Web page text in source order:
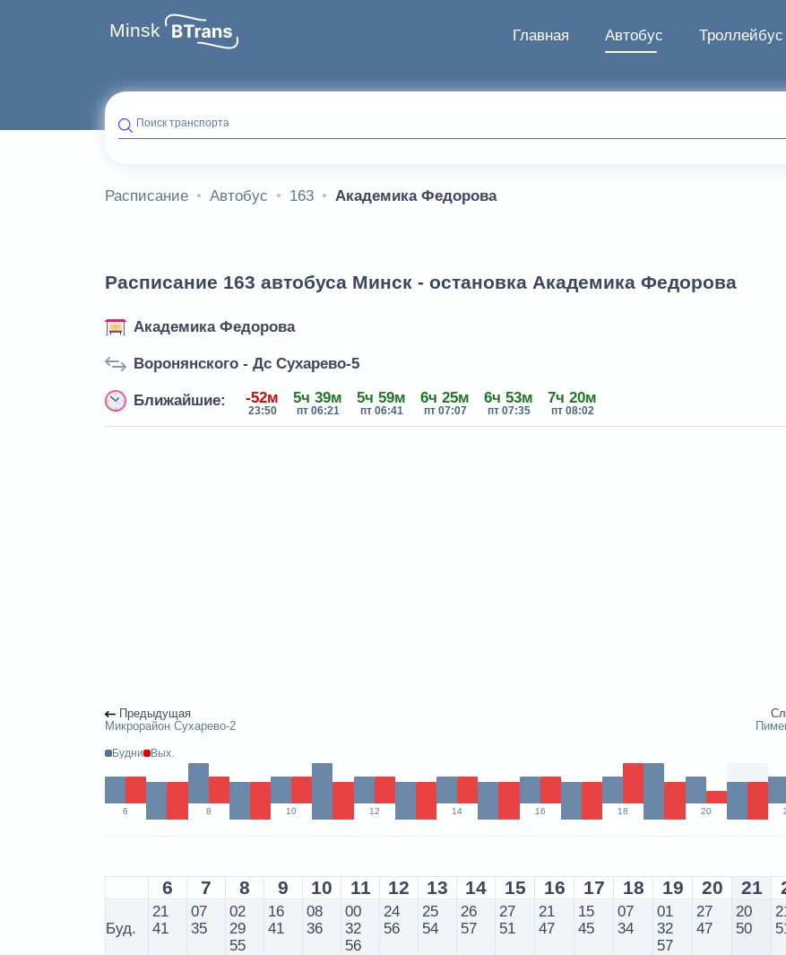
Minsk Главная Автобус Троллейбус
Поиск транспорта
Расписание Автобус 163 Академика Федорова
Расписание 163 автобуса Минск - остановка Академика Федорова
Академика Федорова
Воронянского - Дс Сухарево-5
Ближайшие: -52м
23:50
5ч 39м
пт 06:21
5ч 59м
пт 06:41
6ч 25м
пт 07:07
6ч 53м
пт 07:35
7ч 20м
пт 08:02
Предыдущая
Микрорайон Сухарево-2
Будни Вых.
6 8 10 12 14 16 18 20
6 7 8 9 10 11 12 13 14 15 16 17 18 19 20 21
Буд.
21
41
07
35
02
29
55
16
41
08
36
00
32
56
24
56
25
54
26
57
27
51
21
47
15
45
07
34
01
32
57
27
47
20
50